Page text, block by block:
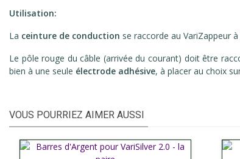
Utilisation:
La ceinture de conduction se raccorde au VariZappeur
Le pôle rouge du câble (arrivée du courant) doit être
bien à une seule électrode adhésive, à placer au choix
VOUS POURRIEZ AIMER AUSSI